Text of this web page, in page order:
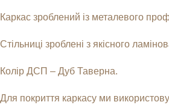
Каркас зроблений із металевого
Стільниці зроблені з якісного
Колір ДСП – Дуб Таверна.
Для покриття каркасу ми